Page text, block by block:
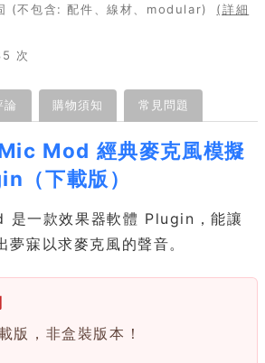
(不包含: 配件、線材、modular)
(詳細
次
論 購物須知 常見問題
Mod 經典麥克風模擬
（下載版）
一款效果器軟體 Plugin，能讓
夢寐以求麥克風的聲音。
版，非盒裝版本！